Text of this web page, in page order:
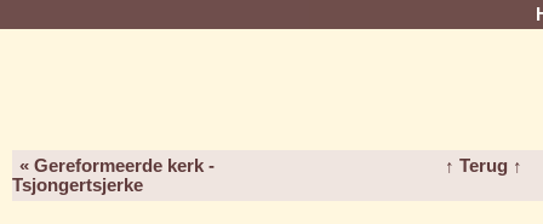
« Gereformeerde kerk -
Tsjongertsjerke
↑ Terug ↑